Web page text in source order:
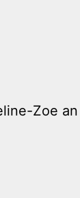
Zoe